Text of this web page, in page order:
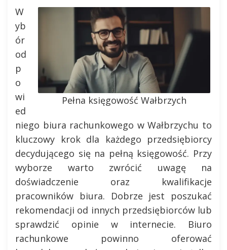
Pełna księgowość Wałbrzych
W
yb
ór
od
p
o
wi
ed
niego biura rachunkowego w Wałbrzychu to
kluczowy krok dla każdego przedsiębiorcy
decydującego się na pełną księgowość. Przy
wyborze warto zwrócić uwagę na
doświadczenie oraz kwalifikacje
pracowników biura. Dobrze jest poszukać
rekomendacji od innych przedsiębiorców lub
sprawdzić opinie w internecie. Biuro
rachunkowe powinno oferować